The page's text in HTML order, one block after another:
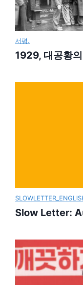
서평.
1929, 대공황
Slow Letter: